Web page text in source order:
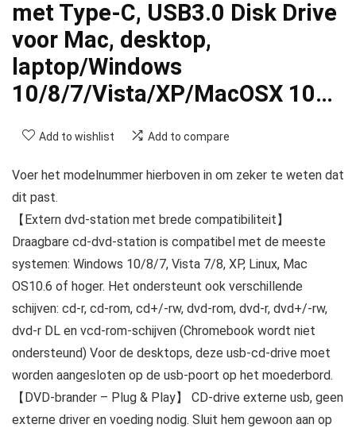
met Type-C, USB3.0 Disk Drive
voor Mac, desktop,
laptop/Windows
10/8/7/Vista/XP/MacOSX 10…
Add to wishlist Add to compare
Voer het modelnummer hierboven in om zeker te weten dat
dit past.
【Extern dvd-station met brede compatibiliteit】
Draagbare cd-dvd-station is compatibel met de meeste
systemen: Windows 10/8/7, Vista 7/8, XP, Linux, Mac
OS10.6 of hoger. Het ondersteunt ook verschillende
schijven: cd-r, cd-rom, cd+/-rw, dvd-rom, dvd-r, dvd+/-rw,
dvd-r DL en vcd-rom-schijven (Chromebook wordt niet
ondersteund) Voor de desktops, deze usb-cd-drive moet
worden aangesloten op de usb-poort op het moederbord.
【DVD-brander – Plug & Play】 CD-drive externe usb, geen
externe driver en voeding nodig. Sluit hem gewoon aan op